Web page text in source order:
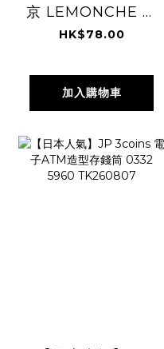
京 LEMONCHE 檸
檬泡芙馬卡龍 4個
TK260807
HK$78.00
加入購物車